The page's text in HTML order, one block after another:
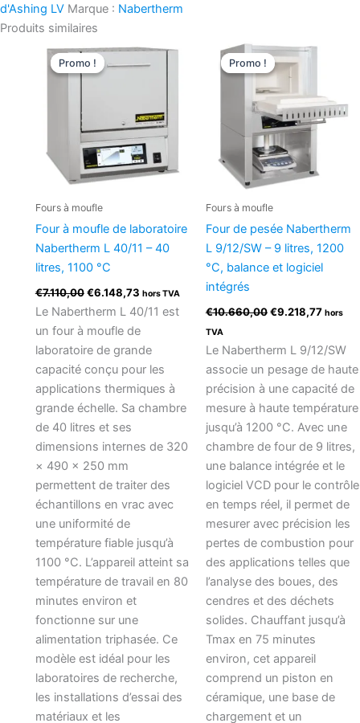
d'Ashing LV Marque : Nabertherm
Produits similaires
Promo !
Promo !
Fours à moufle
Four à moufle de laboratoire
Nabertherm L 40/11 – 40
litres, 1100 °C
€7.110,00
prix
initial
€6.148,73
actuel
hors TVA
Le Nabertherm L 40/11 est
un four à moufle de
laboratoire de grande
capacité conçu pour les
applications thermiques à
grande échelle. Sa chambre
de 40 litres et ses
dimensions internes de 320
× 490 × 250 mm
permettent de traiter des
échantillons en vrac avec
une uniformité de
température fiable jusqu’à
1100 °C. L’appareil atteint sa
température de travail en 80
minutes environ et
fonctionne sur une
alimentation triphasée. Ce
modèle est idéal pour les
laboratoires de recherche,
les installations d’essai des
matériaux et les
Promo !
Promo !
Fours à moufle
Four de pesée Nabertherm
L 9/12/SW – 9 litres, 1200
°C, balance et logiciel
intégrés
€10.660,00
Le
prix
initial
€10.660,00.
€9.218,77 hors
TVA
Le Nabertherm L 9/12/SW
associe un pesage de haute
précision à une capacité de
mesure à haute température
jusqu’à 1200 °C. Avec une
chambre de four de 9 litres,
une balance intégrée et le
logiciel VCD pour le contrôle
en temps réel, il permet de
mesurer avec précision les
pertes de combustion pour
des applications telles que
l’analyse des boues, des
cendres et des déchets
solides. Chauffant jusqu’à
Tmax en 75 minutes
environ, cet appareil
comprend un piston en
céramique, une base de
chargement et un